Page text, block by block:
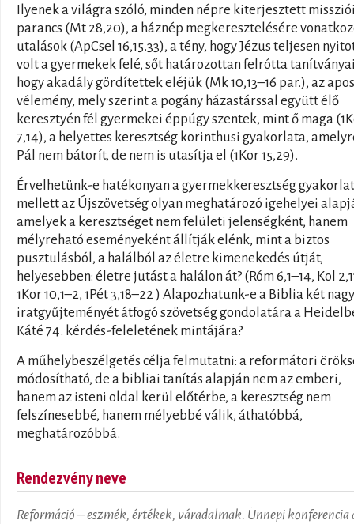
Ilyenek a világra szóló, minden népre kiterjesztett
parancs (Mt 28,20), a háznép megkeresztelésére
utalások (ApCsel 16,15.33), a tény, hogy Jézus teljesen
volt a gyermekek felé, sőt határozottan felrótta
hogy akadály gördítettek eléjük (Mk 10,13–16 par.), az
vélemény, mely szerint a pogány házastárssal együtt élő
keresztyén fél gyermekei éppúgy szentek, mint ő maga
7,14), a helyettes keresztség korinthusi gyakorlata,
Pál nem bátorít, de nem is utasítja el (1Kor 15,29).
Érvelhetünk-e hatékonyan a gyermekkeresztség
mellett az Újszövetség olyan meghatározó igehelyei
amelyek a keresztséget nem felületi jelenségként, hanem
mélyreható eseményeként állítják elénk, mint a biztos
pusztulásból, a halálból az életre kimenekedés útját,
helyesebben: életre jutást a halálon át? (Róm 6,1–14, Kol
1Kor 10,1–2, 1Pét 3,18–22 ) Alapozhatunk-e a Biblia két nagy
iratgyűjteményét átfogó szövetség gondolatára a
Káté 74. kérdés-feleletének mintájára?
A műhelybeszélgetés célja felmutatni: a reformátori
módosítható, de a bibliai tanítás alapján nem az emberi,
hanem az isteni oldal kerül előtérbe, a keresztség nem
felszínesebbé, hanem mélyebbé válik, áthatóbbá,
meghatározóbbá.
Rendezvény neve
Reformáció – eszmék, értékek, váradalmak. Ünnepi konferencia